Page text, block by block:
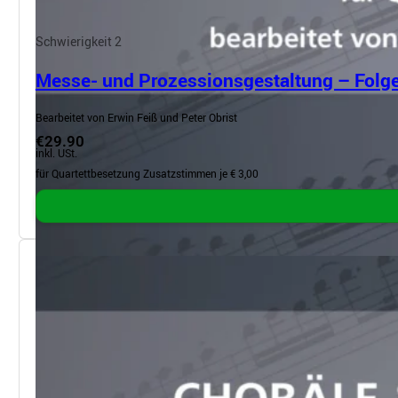
Schwierigkeit 2
Messe- und Prozessionsgestaltung –
Bearbeitet von Erwin Feiß und Peter Obrist
€29.90
inkl. USt.
für Quartettbesetzung Zusatzstimmen je € 3,00